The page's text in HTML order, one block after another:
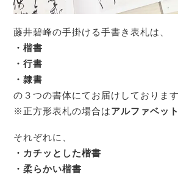
藤井碧峰の手掛ける手書き表札は、
・楷書
・行書
・隷書
の３つの書体にてお届けしております
※正方形表札の場合はアルファベット
それぞれに、
・カチッとした楷書
・柔らかい楷書